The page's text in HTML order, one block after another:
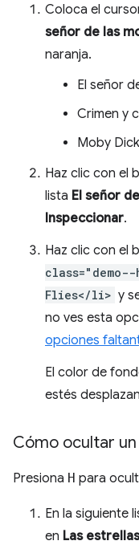
Coloca el
señor de las
naranja.
El señor
Crimen y
Moby Dick
Haz clic con el
lista El señor
Inspeccionar.
Haz clic con el
Flies</li> y
no ves esta
opciones
El color de
estés
Cómo ocultar
Presiona H para
En la siguiente
en Las